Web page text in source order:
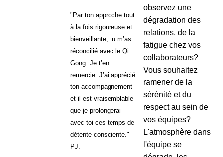
"Par ton approche tout
à la fois rigoureuse et
bienveillante, tu m’as
réconcilié avec le Qi
Gong. Je t’en
remercie. J’ai apprécié
ton accompagnement
et il est vraisemblable
que je prolongerai
avec toi ces temps de
détente consciente."
PJ.
observez une
dégradation des
relations, de la
fatigue chez vos
collaborateurs?
Vous souhaitez
ramener de la
sérénité et du
respect au sein de
vos équipes?
L'atmosphère dans
l'équipe se